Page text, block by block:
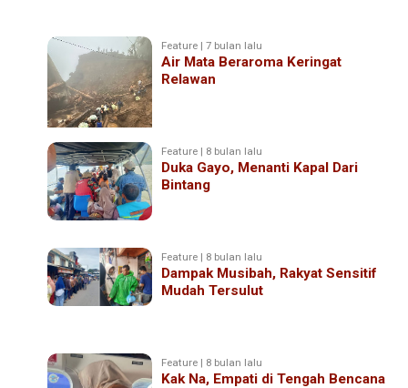
Feature | 7 bulan lalu
Air Mata Beraroma Keringat
Relawan
Feature | 8 bulan lalu
Duka Gayo, Menanti Kapal Dari
Bintang
Feature | 8 bulan lalu
Dampak Musibah, Rakyat Sensitif
Mudah Tersulut
Feature | 8 bulan lalu
Kak Na, Empati di Tengah Bencana